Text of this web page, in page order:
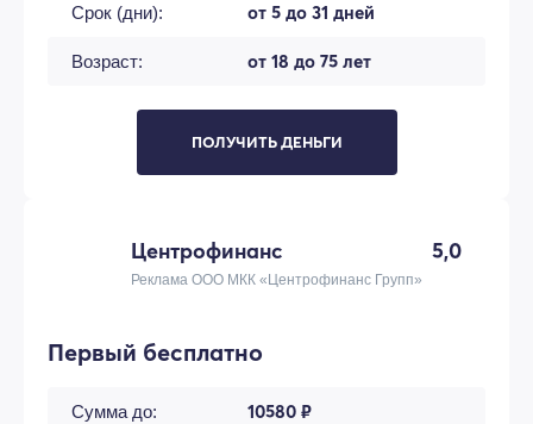
Срок (дни): от 5 до 31 дней
Возраст: от 18 до 75 лет
ПОЛУЧИТЬ ДЕНЬГИ
Центрофинанс 5,0
Реклама ООО МКК «Центрофинанс Групп»
Первый бесплатно
Сумма до: 10580 ₽